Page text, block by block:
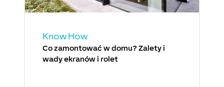
Know How
Co zamontować w domu? Zalety i
wady ekranów i rolet